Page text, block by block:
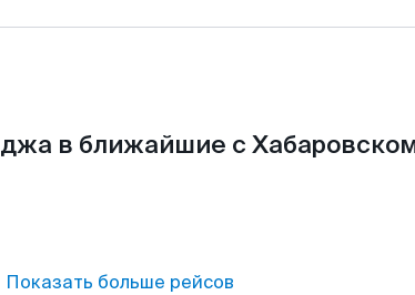
в ближайшие с
Показать больше рейсов